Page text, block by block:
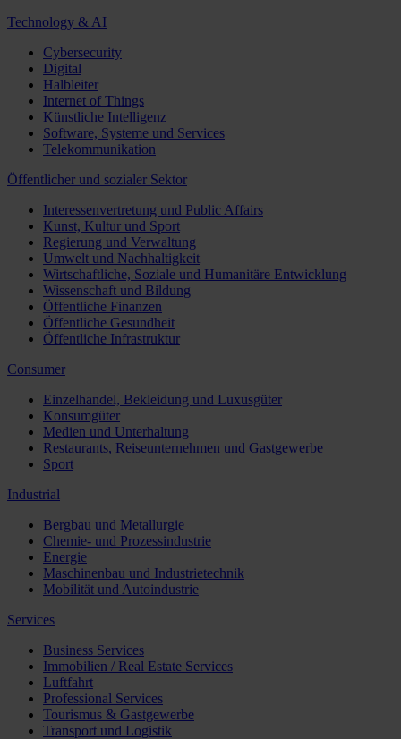
Technology & AI
Cybersecurity
Digital
Halbleiter
Internet of Things
Künstliche Intelligenz
Software, Systeme und Services
Telekommunikation
Öffentlicher und sozialer Sektor
Interessenvertretung und Public Affairs
Kunst, Kultur und Sport
Regierung und Verwaltung
Umwelt und Nachhaltigkeit
Wirtschaftliche, Soziale und Humanitäre Entwicklung
Wissenschaft und Bildung
Öffentliche Finanzen
Öffentliche Gesundheit
Öffentliche Infrastruktur
Consumer
Einzelhandel, Bekleidung und Luxusgüter
Konsumgüter
Medien und Unterhaltung
Restaurants, Reiseunternehmen und Gastgewerbe
Sport
Industrial
Bergbau und Metallurgie
Chemie- und Prozessindustrie
Energie
Maschinenbau und Industrietechnik
Mobilität und Autoindustrie
Services
Business Services
Immobilien / Real Estate Services
Luftfahrt
Professional Services
Tourismus & Gastgewerbe
Transport und Logistik